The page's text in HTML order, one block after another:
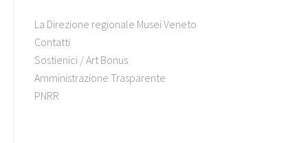
La Direzione regionale Musei Veneto
Contatti
Sostienici / Art Bonus
Amministrazione Trasparente
PNRR